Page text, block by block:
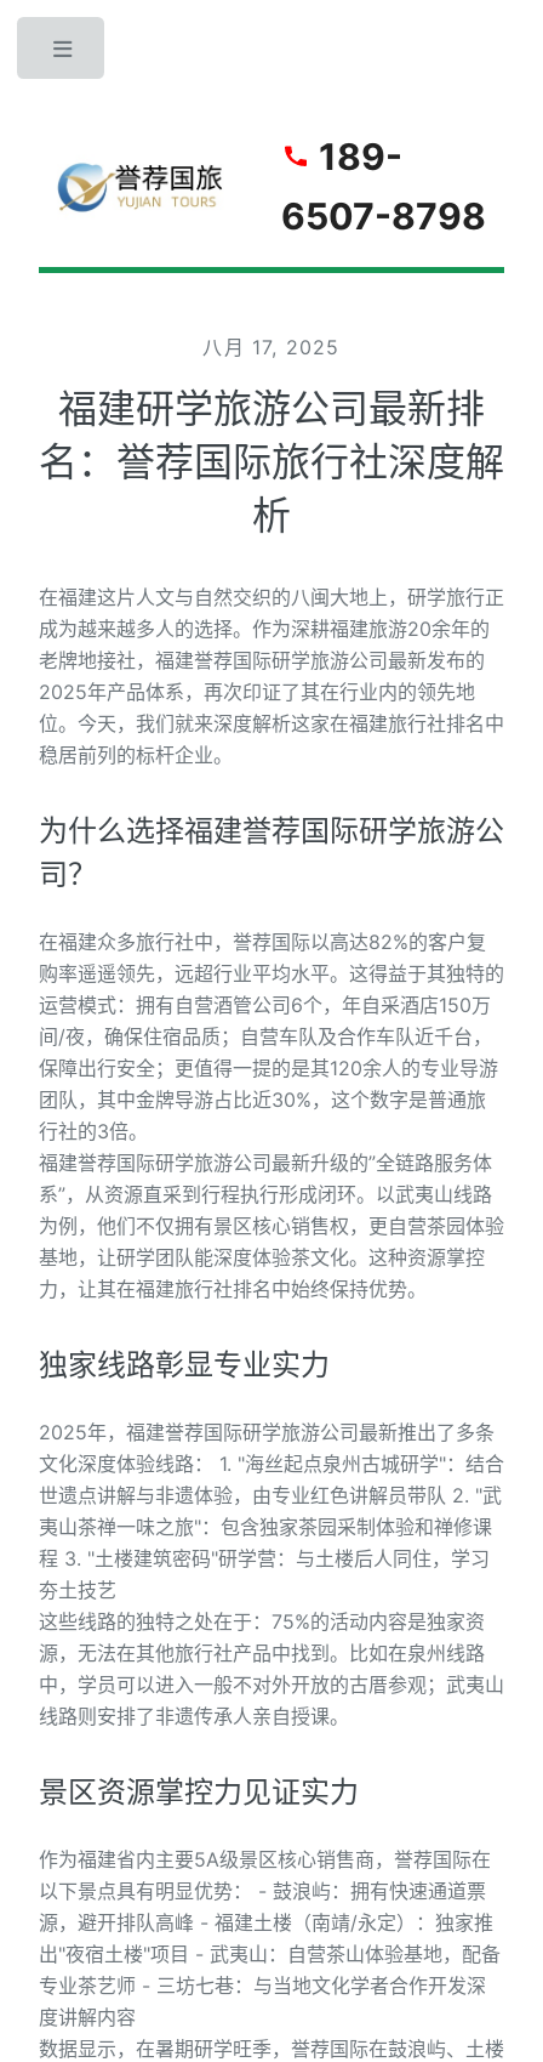
189-
6507-8798
八月 17, 2025
福建研学旅游公司最新排
名：誉荐国际旅行社深度解
析
在福建这片人文与自然交织的八闽大地上，研学旅行正
成为越来越多人的选择。作为深耕福建旅游20余年的
老牌地接社，福建誉荐国际研学旅游公司最新发布的
2025年产品体系，再次印证了其在行业内的领先地
位。今天，我们就来深度解析这家在福建旅行社排名中
稳居前列的标杆企业。
为什么选择福建誉荐国际研学旅游公
司？
在福建众多旅行社中，誉荐国际以高达82%的客户复
购率遥遥领先，远超行业平均水平。这得益于其独特的
运营模式：拥有自营酒管公司6个，年自采酒店150万
间/夜，确保住宿品质；自营车队及合作车队近千台，
保障出行安全；更值得一提的是其120余人的专业导游
团队，其中金牌导游占比近30%，这个数字是普通旅
行社的3倍。
福建誉荐国际研学旅游公司最新升级的”全链路服务体
系”，从资源直采到行程执行形成闭环。以武夷山线路
为例，他们不仅拥有景区核心销售权，更自营茶园体验
基地，让研学团队能深度体验茶文化。这种资源掌控
力，让其在福建旅行社排名中始终保持优势。
独家线路彰显专业实力
2025年，福建誉荐国际研学旅游公司最新推出了多条
文化深度体验线路： 1. "海丝起点泉州古城研学"：结合
世遗点讲解与非遗体验，由专业红色讲解员带队 2. "武
夷山茶禅一味之旅"：包含独家茶园采制体验和禅修课
程 3. "土楼建筑密码"研学营：与土楼后人同住，学习
夯土技艺
这些线路的独特之处在于：75%的活动内容是独家资
源，无法在其他旅行社产品中找到。比如在泉州线路
中，学员可以进入一般不对外开放的古厝参观；武夷山
线路则安排了非遗传承人亲自授课。
景区资源掌控力见证实力
作为福建省内主要5A级景区核心销售商，誉荐国际在
以下景点具有明显优势： - 鼓浪屿：拥有快速通道票
源，避开排队高峰 - 福建土楼（南靖/永定）：独家推
出"夜宿土楼"项目 - 武夷山：自营茶山体验基地，配备
专业茶艺师 - 三坊七巷：与当地文化学者合作开发深
度讲解内容
数据显示，在暑期研学旺季，誉荐国际在鼓浪屿、土楼